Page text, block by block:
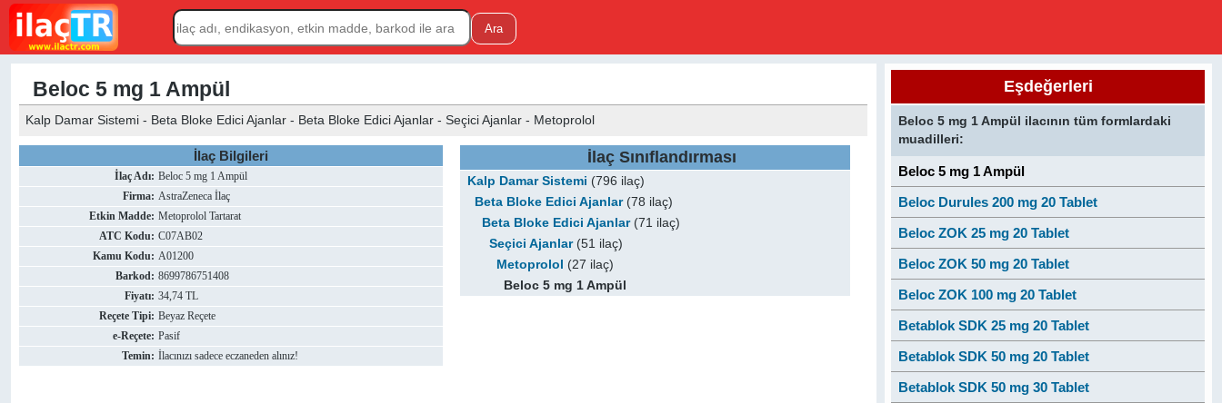
Beloc 5 mg 1 Ampül
Kalp Damar Sistemi - Beta Bloke Edici Ajanlar - Beta Bloke Edici Ajanlar - Seçici Ajanlar - Metoprolol
İlaç Bilgileri
İlaç Adı: Beloc 5 mg 1 Ampül
Firma: AstraZeneca İlaç
Etkin Madde: Metoprolol Tartarat
ATC Kodu: C07AB02
Kamu Kodu: A01200
Barkod: 8699786751408
Fiyatı: 34,74 TL
Reçete Tipi: Beyaz Reçete
e-Reçete: Pasif
Temin: İlacınızı sadece eczaneden alınız!
İlaç Sınıflandırması
Kalp Damar Sistemi (796 ilaç)
Beta Bloke Edici Ajanlar(78 ilaç)
Beta Bloke Edici Ajanlar(71 ilaç)
Seçici Ajanlar(51 ilaç)
Metoprolol
(27 ilaç)
Beloc 5 mg 1 Ampül
Eşdeğerleri
Beloc 5 mg 1 Ampül ilacının tüm formlardaki
muadilleri:
Beloc 5 mg 1 Ampül
Beloc Durules 200 mg 20 Tablet
Beloc ZOK 25 mg 20 Tablet
Beloc ZOK 50 mg 20 Tablet
Beloc ZOK 100 mg 20 Tablet
Betablok SDK 25 mg 20 Tablet
Betablok SDK 50 mg 20 Tablet
Betablok SDK 50 mg 30 Tablet